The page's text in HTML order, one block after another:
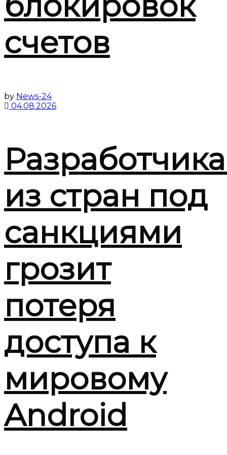
счетов
by News-24
04.08.2026
из стран под
санкциями
грозит
потеря
доступа к
мировому
Android